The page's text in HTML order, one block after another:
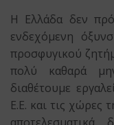
Η Ελλάδα δεν
ενδεχόμενη
προσφυγικού
πολύ καθαρά
διαθέτουμε
Ε.Ε. και τις χώρες